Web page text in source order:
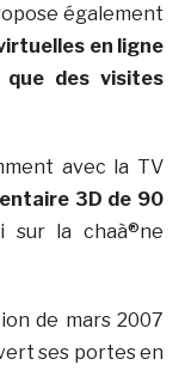
également
en ligne
des visites
avec la TV
3D de 90
la chaà®ne
de mars 2007
ses portes en